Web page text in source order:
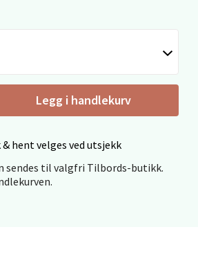
Legg i handlekurv
hent velges ved utsjekk
sendes til valgfri Tilbords-butikk.
Senter Moa
25, 6010 Ålesund